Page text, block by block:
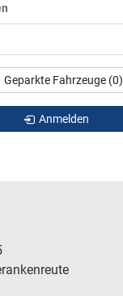
Geparkte Fahrzeuge (0)
Anmelden